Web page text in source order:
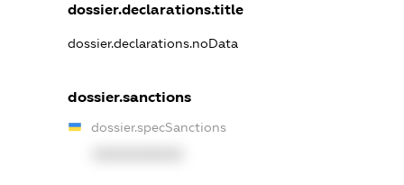
dossier.declarations.title
dossier.declarations.noData
dossier.sanctions
dossier.specSanctions